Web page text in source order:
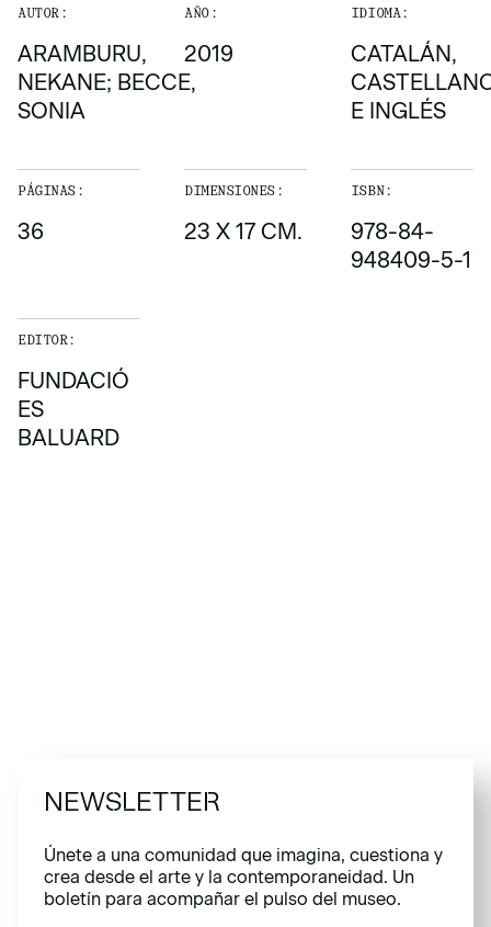
AUTOR:
ARAMBURU,
NEKANE; BECCE,
SONIA
AÑO:
2019
IDIOMA:
CATALÁN,
E INGLÉS
PÁGINAS:
36
DIMENSIONES:
23 X 17 CM.
ISBN:
978-84-
948409-5-1
EDITOR:
FUNDACIÓ
ES
BALUARD
NEWSLETTER
Únete a una comunidad que imagina, cuestiona y
crea desde el arte y la contemporaneidad. Un
boletín para acompañar el pulso del museo.